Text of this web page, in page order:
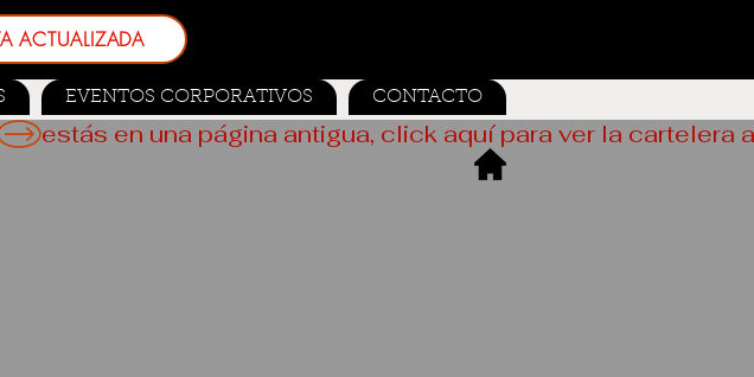
ACTUALIZADA
EVENTOS CORPORATIVOS CONTACTO